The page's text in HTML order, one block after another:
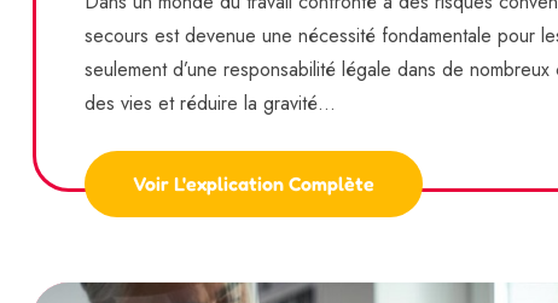
secours est devenue une nécessité fondamentale pour
seulement d’une responsabilité légale dans de
des vies et réduire la gravité...
Voir L'explication Complète